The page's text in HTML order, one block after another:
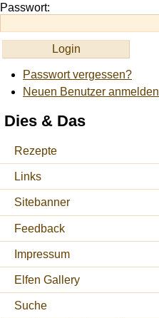
Passwort:
Passwort vergessen?
Neuen Benutzer anmelden
Dies & Das
Rezepte
Links
Sitebanner
Feedback
Impressum
Elfen Gallery
Suche